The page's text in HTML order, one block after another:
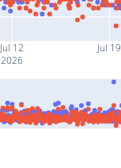
Jul 12
2026
Jul 19